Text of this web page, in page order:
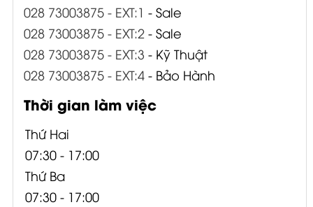
028 73003875 - EXT:1 - Sale
028 73003875 - EXT:2- Sale
028 73003875 - EXT:3 - Kỹ Thuật
028 73003875 - EXT:4- Bảo Hành
Thời gian làm việc
Thứ Hai
07:30 - 17:00
Thứ Ba
07:30 - 17:00